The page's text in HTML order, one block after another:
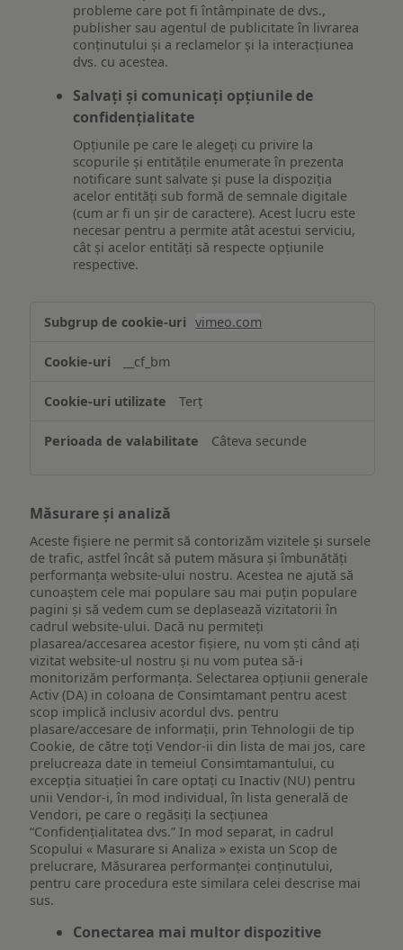
probleme care pot fi întâmpinate de dvs.,
publisher sau agentul de publicitate în livrarea
conținutului și a reclamelor și la interacțiunea
dvs. cu acestea.
Salvați și comunicați opțiunile de
confidențialitate
Opțiunile pe care le alegeți cu privire la
scopurile și entitățile enumerate în prezenta
notificare sunt salvate și puse la dispoziția
acelor entități sub formă de semnale digitale
(cum ar fi un șir de caractere). Acest lucru este
necesar pentru a permite atât acestui serviciu,
cât și acelor entități să respecte opțiunile
respective.
Asigurarea
funcționalităților
website-
ului
vimeo.com
__cf_bm
Terț
Câteva secunde
Măsurare și analiză
Aceste fișiere ne permit să contorizăm vizitele și sursele
de trafic, astfel încât să putem măsura și îmbunătăți
performanța website-ului nostru. Acestea ne ajută să
cunoaștem cele mai populare sau mai puțin populare
pagini și să vedem cum se deplasează vizitatorii în
cadrul website-ului. Dacă nu permiteți
plasarea/accesarea acestor fișiere, nu vom ști când ați
vizitat website-ul nostru și nu vom putea să-i
monitorizăm performanța. Selectarea opțiunii generale
Activ (DA) in coloana de Consimtamant pentru acest
scop implică inclusiv acordul dvs. pentru
plasare/accesare de informații, prin Tehnologii de tip
Cookie, de către toți Vendor-ii din lista de mai jos, care
prelucreaza date in temeiul Consimtamantului, cu
excepția situației în care optați cu Inactiv (NU) pentru
unii Vendor-i, în mod individual, în lista generală de
Vendori, pe care o regăsiți la secțiunea
“Confidențialitatea dvs.” In mod separat, in cadrul
Scopului « Masurare si Analiza » exista un Scop de
prelucrare, Măsurarea performanței conținutului,
pentru care procedura este similara celei descrise mai
sus.
Conectarea mai multor dispozitive